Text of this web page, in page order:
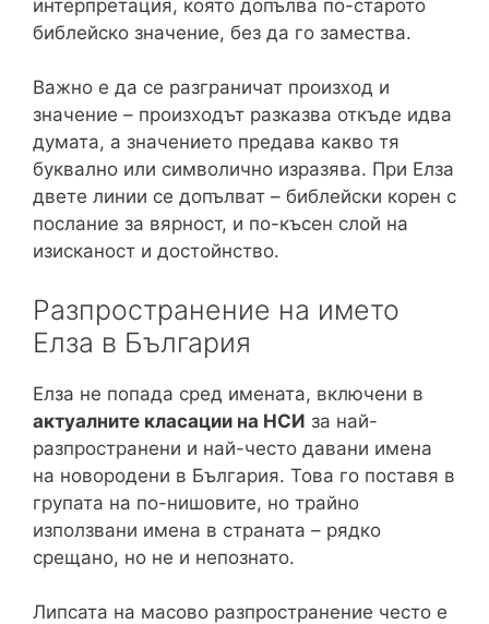
интерпретация, която допълва по-старото
библейско значение, без да го замества.
Важно е да се разграничат произход и
значение – произходът разказва откъде идва
думата, а значението предава какво тя
буквално или символично изразява. При Елза
двете линии се допълват – библейски корен с
послание за вярност, и по-късен слой на
изисканост и достойнство.
Разпространение на името
Елза в България
Елза не попада сред имената, включени в
актуалните класации на НСИ за най-
разпространени и най-често давани имена
на новородени в България. Това го поставя в
групата на по-нишовите, но трайно
използвани имена в страната – рядко
срещано, но не и непознато.
Липсата на масово разпространение често е